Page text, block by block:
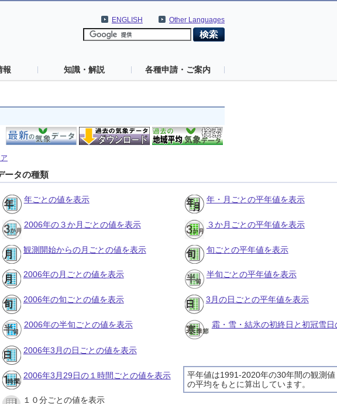
Other Languages
ENGLISH
報 知識・解説 各種申請・ご案内
ータの種類
年ごとの値を表示 年・月ごとの平年値を表示
2006年の３か月ごとの値を表示 ３か月ごとの平年値を表示
観測開始からの月ごとの値を表示 旬ごとの平年値を表示
2006年の月ごとの値を表示 半旬ごとの平年値を表示
2006年の旬ごとの値を表示 3月の日ごとの平年値を表示
2006年の半旬ごとの値を表示 霜・雪・結氷の初終日と初冠雪
2006年3月の日ごとの値を表示
平年値は1991-2020年の30年間の観測値
の平均をもとに算出しています。
2006年3月29日の１時間ごとの値を表示
１０分ごとの値を表示